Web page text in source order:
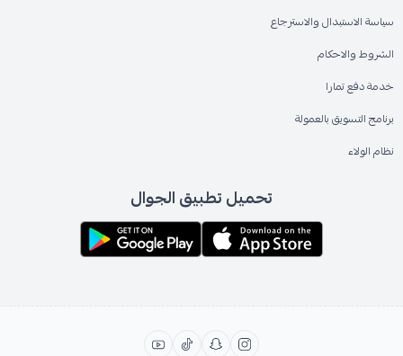
سياسة الاستبدال والاسترجاع
الشروط والاحكام
خدمة دفع تمارا
برنامج التسويق بالعمولة
نظام الولاء
تحميل تطبيق الجوال